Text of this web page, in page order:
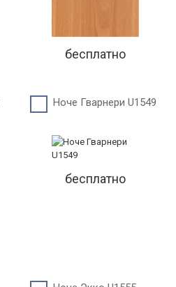
бесплатно
Ноче Гварнери U1549
бесплатно